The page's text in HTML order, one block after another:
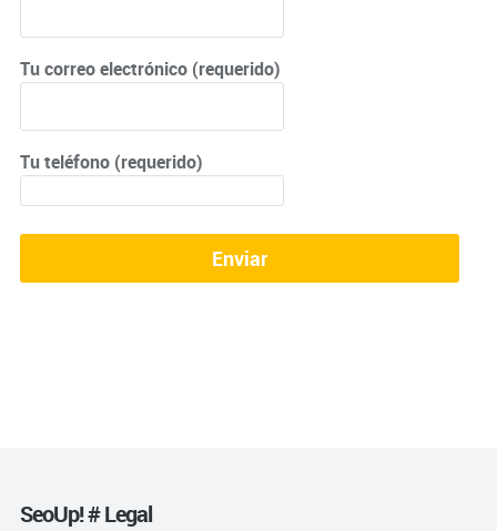
Tu correo electrónico (requerido)
Tu teléfono (requerido)
SeoUp! # Legal